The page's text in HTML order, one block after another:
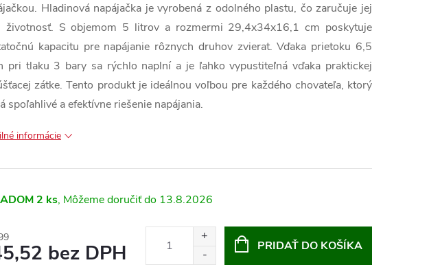
Hladinová napájačka je vyrobená z odolného plastu, čo zaručuje jej
životnosť. S objemom 5 litrov a rozmermi 29,4x34x16,1 cm poskytuje
kapacitu pre napájanie rôznych druhov zvierat. Vďaka prietoku 6,5
pri tlaku 3 bary sa rýchlo naplní a je ľahko vypustiteľná vďaka praktickej
zátke. Tento produkt je ideálnou voľbou pre každého chovateľa, ktorý
spoľahlivé a efektívne riešenie napájania.
informácie
2 ks 13.8.2026
bez DPH PRIDAŤ DO KOŠÍKA